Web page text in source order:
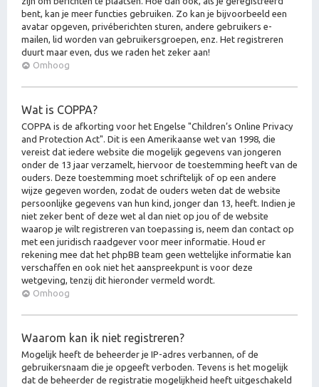
bent, kan je meer functies gebruiken. Zo kan je bijvoorbeeld een
avatar opgeven, privéberichten sturen, andere gebruikers e-
mailen, lid worden van gebruikersgroepen, enz. Het registreren
duurt maar even, dus we raden het zeker aan!
Omhoog
Wat is COPPA?
COPPA is de afkorting voor het Engelse "Children’s Online Privacy
and Protection Act". Dit is een Amerikaanse wet van 1998, die
vereist dat iedere website die mogelijk gegevens van jongeren
onder de 13 jaar verzamelt, hiervoor de toestemming heeft van de
ouders. Deze toestemming moet schriftelijk of op een andere
wijze gegeven worden, zodat de ouders weten dat de website
persoonlijke gegevens van hun kind, jonger dan 13, heeft. Indien je
niet zeker bent of deze wet al dan niet op jou of de website
waarop je wilt registreren van toepassing is, neem dan contact op
met een juridisch raadgever voor meer informatie. Houd er
rekening mee dat het phpBB team geen wettelijke informatie kan
verschaffen en ook niet het aanspreekpunt is voor deze
wetgeving, tenzij dit hieronder vermeld wordt.
Omhoog
Waarom kan ik niet registreren?
Mogelijk heeft de beheerder je IP-adres verbannen, of de
gebruikersnaam die je opgeeft verboden. Tevens is het mogelijk
dat de beheerder de registratie mogelijkheid heeft uitgeschakeld